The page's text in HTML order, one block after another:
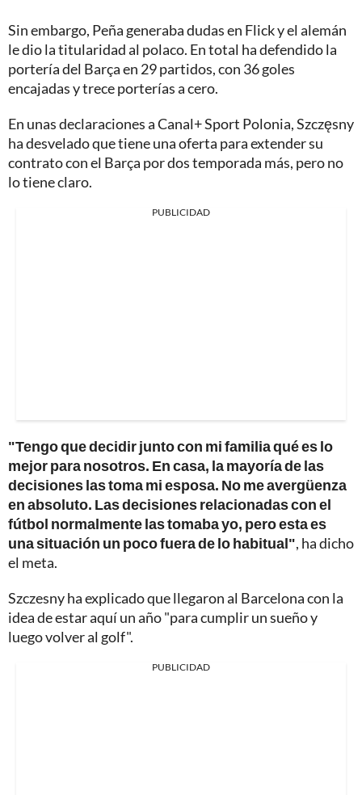
Sin embargo, Peña generaba dudas en Flick y el alemán
le dio la titularidad al polaco. En total ha defendido la
portería del Barça en 29 partidos, con 36 goles
encajadas y trece porterías a cero.
En unas declaraciones a Canal+ Sport Polonia, Szczęsny
ha desvelado que tiene una oferta para extender su
contrato con el Barça por dos temporada más, pero no
lo tiene claro.
PUBLICIDAD
"Tengo que decidir junto con mi familia qué es lo
mejor para nosotros. En casa, la mayoría de las
decisiones las toma mi esposa. No me avergüenza
en absoluto. Las decisiones relacionadas con el
fútbol normalmente las tomaba yo, pero esta es
una situación un poco fuera de lo habitual", ha dicho
el meta.
Szczesny ha explicado que llegaron al Barcelona con la
idea de estar aquí un año "para cumplir un sueño y
luego volver al golf".
PUBLICIDAD